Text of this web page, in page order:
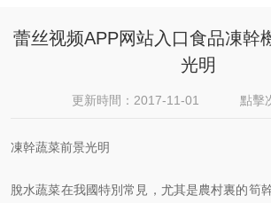
蕾丝视频APP网站入口食品凍幹
光明
更新時間：2017-11-01 點擊
凍幹蔬菜前景光明
脫水蔬菜在我國特別常見，尤其是農村裏的筍